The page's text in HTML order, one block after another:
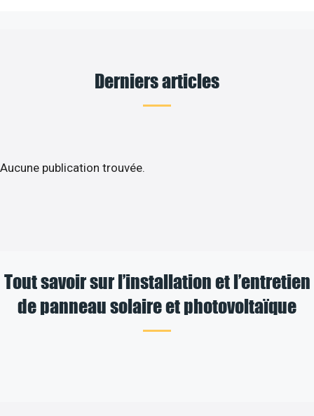
Derniers articles
Aucune publication trouvée.
Tout savoir sur l’installation et l’entretien
de panneau solaire et photovoltaïque